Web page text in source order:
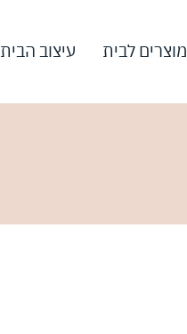
מוצרים לבית עיצוב הבית